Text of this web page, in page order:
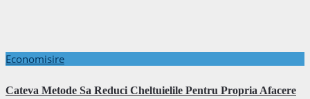
Economisire
Cateva Metode Sa Reduci Cheltuielile Pentru Propria Afacere